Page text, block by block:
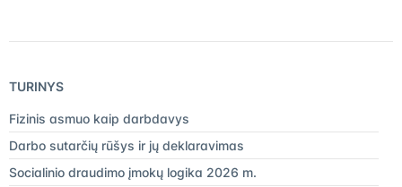
TURINYS
Fizinis asmuo kaip darbdavys
Darbo sutarčių rūšys ir jų deklaravimas
Socialinio draudimo įmokų logika 2026 m.